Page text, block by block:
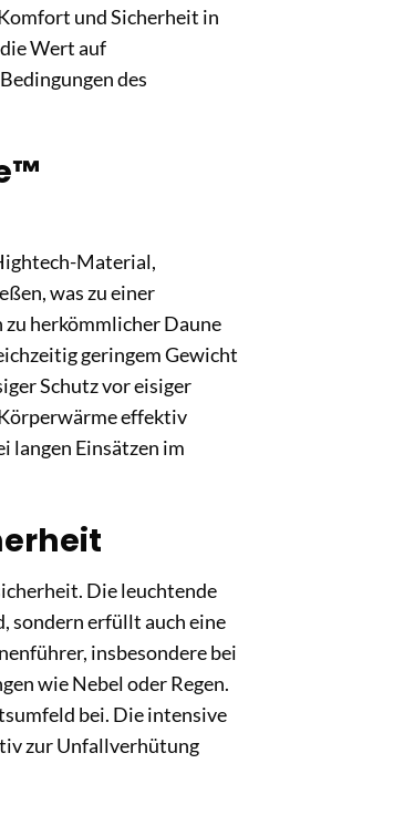
und Sicherheit in
Wert auf
des
Material,
was zu einer
herkömmlicher Daune
geringem Gewicht
Schutz vor eisiger
effektiv
langen Einsätzen im
Die leuchtende
sondern erfüllt auch eine
insbesondere bei
wie Nebel oder Regen.
bei. Die intensive
zur Unfallverhütung